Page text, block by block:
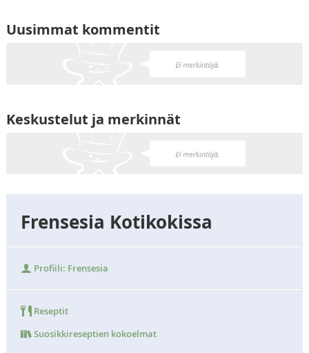
Uusimmat kommentit
Keskustelut ja merkinnät
Frensesia Kotikokissa
Profiili: Frensesia
Reseptit
Suosikkireseptien kokoelmat